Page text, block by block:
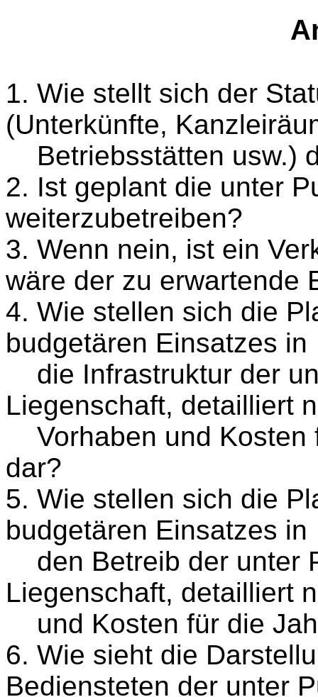
1. Wie stellt sich der
(Unterkünfte,
Betriebsstätten usw.)
2. Ist geplant die unter
weiterzubetreiben?
3. Wenn nein, ist ein
wäre der zu erwartende
4. Wie stellen sich die
budgetären Einsatzes in
die Infrastruktur der
Liegenschaft, detailliert
Vorhaben und Kosten
dar?
5. Wie stellen sich die
budgetären Einsatzes in
den Betreib der unter
Liegenschaft, detailliert
und Kosten für die
6. Wie sieht die
Bediensteten der unter